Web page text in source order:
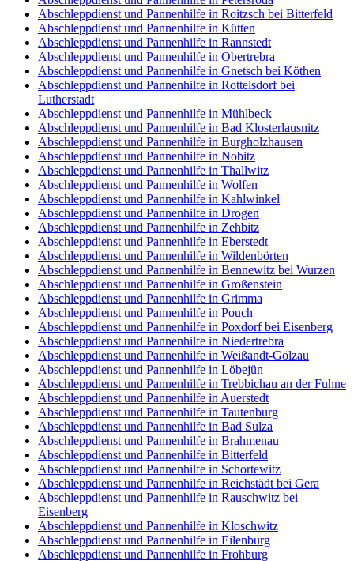
Abschleppdienst und Pannenhilfe in Roitzsch bei Bitterfeld
Abschleppdienst und Pannenhilfe in Kütten
Abschleppdienst und Pannenhilfe in Rannstedt
Abschleppdienst und Pannenhilfe in Obertrebra
Abschleppdienst und Pannenhilfe in Gnetsch bei Köthen
Abschleppdienst und Pannenhilfe in Rottelsdorf bei
Lutherstadt
Abschleppdienst und Pannenhilfe in Mühlbeck
Abschleppdienst und Pannenhilfe in Bad Klosterlausnitz
Abschleppdienst und Pannenhilfe in Burgholzhausen
Abschleppdienst und Pannenhilfe in Nobitz
Abschleppdienst und Pannenhilfe in Thallwitz
Abschleppdienst und Pannenhilfe in Wolfen
Abschleppdienst und Pannenhilfe in Kahlwinkel
Abschleppdienst und Pannenhilfe in Drogen
Abschleppdienst und Pannenhilfe in Zehbitz
Abschleppdienst und Pannenhilfe in Eberstedt
Abschleppdienst und Pannenhilfe in Wildenbörten
Abschleppdienst und Pannenhilfe in Bennewitz bei Wurzen
Abschleppdienst und Pannenhilfe in Großenstein
Abschleppdienst und Pannenhilfe in Grimma
Abschleppdienst und Pannenhilfe in Pouch
Abschleppdienst und Pannenhilfe in Poxdorf bei Eisenberg
Abschleppdienst und Pannenhilfe in Niedertrebra
Abschleppdienst und Pannenhilfe in Weißandt-Gölzau
Abschleppdienst und Pannenhilfe in Löbejün
Abschleppdienst und Pannenhilfe in Trebbichau an der Fuhne
Abschleppdienst und Pannenhilfe in Auerstedt
Abschleppdienst und Pannenhilfe in Tautenburg
Abschleppdienst und Pannenhilfe in Bad Sulza
Abschleppdienst und Pannenhilfe in Brahmenau
Abschleppdienst und Pannenhilfe in Bitterfeld
Abschleppdienst und Pannenhilfe in Schortewitz
Abschleppdienst und Pannenhilfe in Reichstädt bei Gera
Abschleppdienst und Pannenhilfe in Rauschwitz bei
Eisenberg
Abschleppdienst und Pannenhilfe in Kloschwitz
Abschleppdienst und Pannenhilfe in Eilenburg
Abschleppdienst und Pannenhilfe in Frohburg